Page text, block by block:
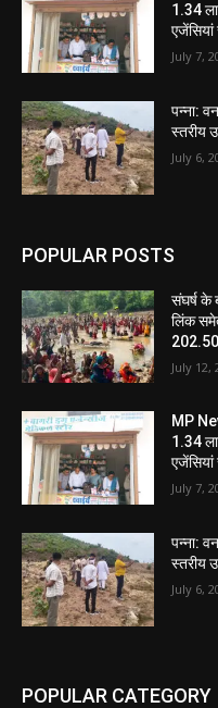
1.34
एजेंसियां
July 7,
पन्ना:
स्तरीय
July 6,
POPULAR POSTS
संघर्ष के
लिंक
July 12,
MP
1.34
एजेंसियां
July 7,
पन्ना:
स्तरीय
July 6,
POPULAR CATEGORY